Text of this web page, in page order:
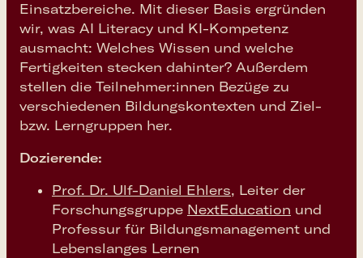
Einsatzbereiche. Mit dieser Basis ergründen
wir, was AI Literacy und KI-Kompetenz
ausmacht: Welches Wissen und welche
Fertigkeiten stecken dahinter? Außerdem
stellen die Teilnehmer:innen Bezüge zu
verschiedenen Bildungskontexten und Ziel-
bzw. Lerngruppen her.
Dozierende:
Prof. Dr. Ulf-Daniel Ehlers, Leiter der
Forschungsgruppe NextEducation und
Professur für Bildungsmanagement und
Lebenslanges Lernen